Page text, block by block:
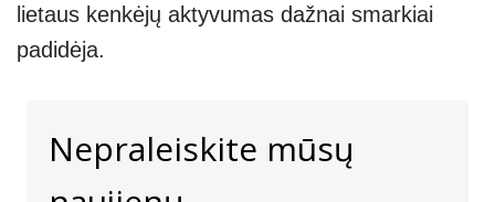
lietaus kenkėjų aktyvumas dažnai smarkiai
padidėja.
Nepraleiskite mūsų